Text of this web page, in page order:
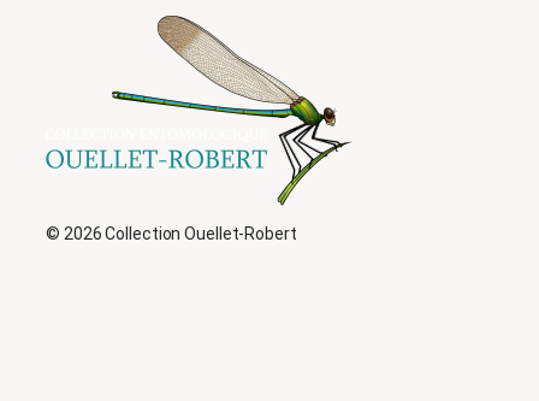
© 2026 Collection Ouellet-Robert